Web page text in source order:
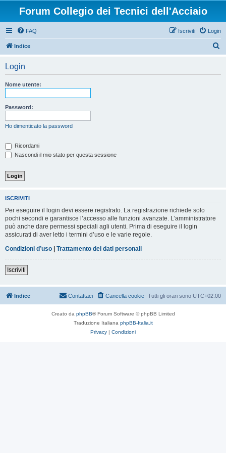
Forum Collegio dei Tecnici dell'Acciaio
FAQ Login
Iscriviti
Indice
Login
Nome utente:
Password:
Ho dimenticato la password
Ricordami
Nascondi il mio stato per questa sessione
ISCRIVITI
Per eseguire il login devi essere registrato. La registrazione richiede solo
pochi secondi e garantisce l’accesso alle funzioni avanzate. L’amministratore
può anche dare permessi speciali agli utenti. Prima di eseguire il login
assicurati di aver letto i termini d’uso e le varie regole.
Condizioni d’uso | Trattamento dei dati personali
Iscriviti
Indice Tutti gli orari sono UTC+02:00
Cancella cookie
Contattaci
Creato da phpBB® Forum Software © phpBB Limited
Traduzione Italiana phpBB-Italia.it
Privacy | Condizioni